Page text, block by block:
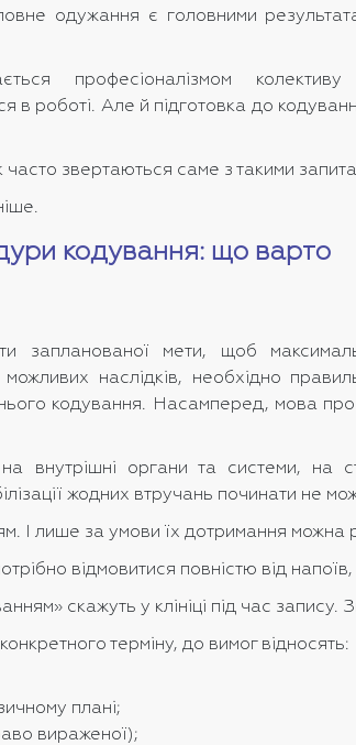
повне одужання є головними
професіоналізмом
в роботі. Але й підготовка до
часто звертаються саме з такими
кодування: що варто
запланованої мети, щоб
наслідків, необхідно
кодування. Насамперед, мова про
внутрішні органи та системи, на
жодних втручань починати не
І лише за умови їх дотримання
відмовитися повністю від напоїв,
скажуть у клініці під час
терміну, до вимог відносять:
плані;
вираженої);